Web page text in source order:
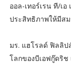
ออล-เทอร์เรน ที/เอ
ประสิทธิภาพให้มีส
มร. แฮโรลด์ ฟิลลิป
โลกของบีเอฟกู๊ดริช